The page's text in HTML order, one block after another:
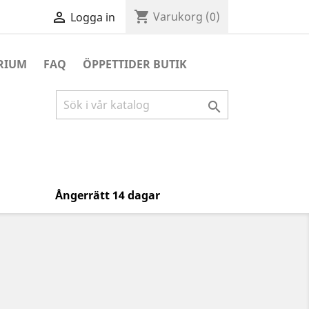
 Logga in shopping_cart Varukorg (0)
FAQ ÖPPETTIDER BUTIK

Ångerrätt 14 dagar